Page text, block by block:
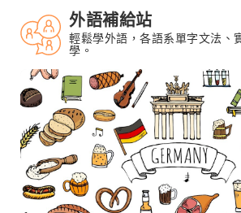
外語補給站
輕鬆學外語，各語系單字文法、
學。